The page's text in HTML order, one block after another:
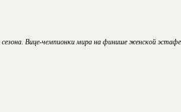
сезона. Вице-чемпионки мира на финише женской